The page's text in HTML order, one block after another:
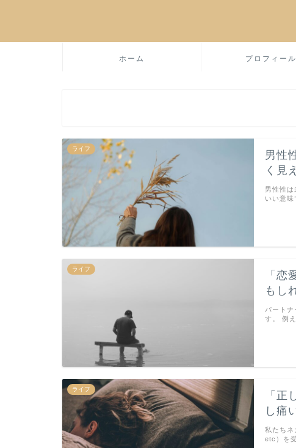
ホーム プロフィール
ライフ
男性
く見
男性性は
いい意
ライフ
「恋
もし
パートナ
す。 例
ライフ
「正
し痛
私たちネ
etc）を